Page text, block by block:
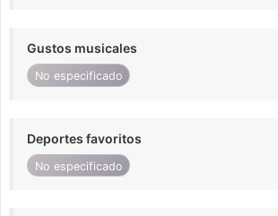
Gustos musicales
No especificado
Deportes favoritos
No especificado